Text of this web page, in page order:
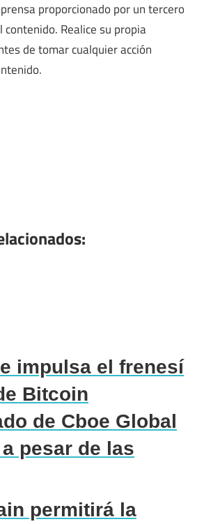
proporcionado por un tercero
contenido. Realice su propia
de tomar cualquier acción
impulsa el frenesí
Bitcoin
de Cboe Global
pesar de las
permitirá la